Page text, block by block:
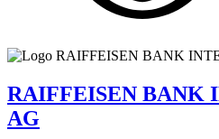
RAIFFEISEN BANK
AG